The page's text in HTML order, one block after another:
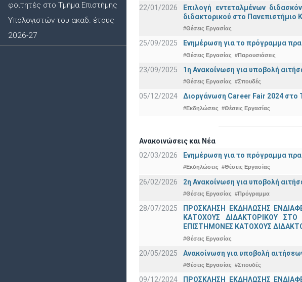
φοιτητές στο Τμήμα Επιστήμης
Υπολογιστών του ακαδ. έτους
2026-27
22/01/2026
Επιλογή εντεταλμένων
διδακτορικού στο Πανεπιστήμιο
#Θέσεις Εργασίας
25/09/2025 Ενημέρωση για το πρόγραμμα
#Θέσεις Εργασίας #Παρουσιάσεις
23/09/2025 1η Ανακοίνωση για υποβολή
#Θέσεις Εργασίας #Σπουδές
05/12/2024 Διοργάνωση Career Fair 2024 στο
#Εκδηλώσεις #Θέσεις Εργασίας
Ανακοινώσεις και Νέα
02/03/2026
Ενημέρωση για το πρόγραμμα
#Εκδηλώσεις #Θέσεις Εργασίας
26/02/2026 2η Ανακοίνωση για υποβολή
#Θέσεις Εργασίας #Πρόγραμμα
28/07/2025
ΠΡΟΣΚΛΗΣΗ ΕΚΔΗΛΩΣΗΣ
ΚΑΤΟΧΟΥΣ ΔΙΔΑΚΤΟΡΙΚΟΥ
ΕΠΙΣΤΗΜΟΝΕΣ ΚΑΤΟΧΟΥΣ
#Θέσεις Εργασίας
20/05/2025 Ανακοίνωση για υποβολή
#Θέσεις Εργασίας #Σπουδές
09/12/2024
ΠΡΟΣΚΛΗΣΗ ΕΚΔΗΛΩΣΗΣ